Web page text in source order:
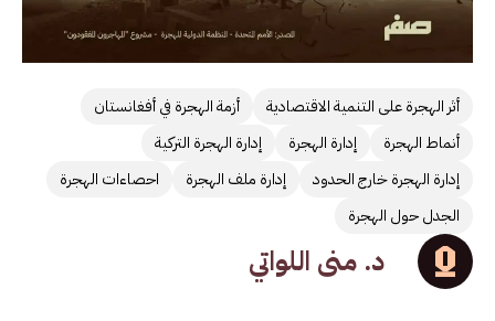
أثر الهجرة على التنمية الاقتصادية
أزمة الهجرة في أفغانستان
أنماط الهجرة
إدارة الهجرة
إدارة الهجرة التركية
إدارة الهجرة خارج الحدود
إدارة ملف الهجرة
احصاءات الهجرة
الجدل حول الهجرة
د. منى اللواتي